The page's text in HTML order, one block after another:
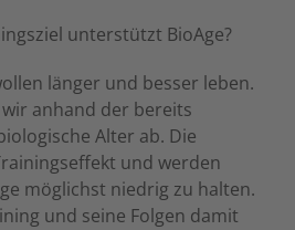
unterstützt BioAge?
länger und besser leben.
anhand der bereits
Alter ab. Die
und werden
möglichst niedrig zu halten.
und seine Folgen damit